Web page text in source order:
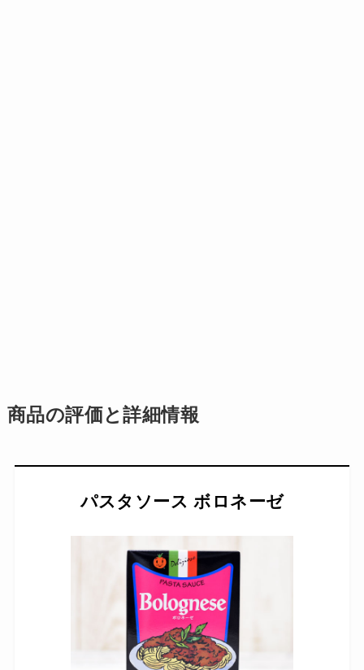
商品の評価と詳細情報
パスタソース ボロネーゼ